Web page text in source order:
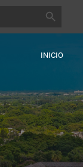
INICIO